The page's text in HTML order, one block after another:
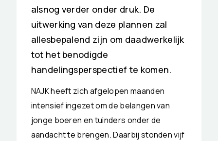
alsnog verder onder druk. De
uitwerking van deze plannen zal
allesbepalend zijn om daadwerkelijk
tot het benodigde
handelingsperspectief te komen.
NAJK heeft zich afgelopen maanden
intensief ingezet om de belangen van
jonge boeren en tuinders onder de
aandacht te brengen. Daarbij stonden vijf